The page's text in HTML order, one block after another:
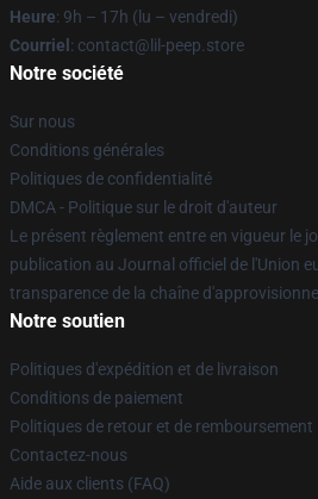
Heure: 9h – 17h (lu – vendredi)
Courriel : contact@lil-peep.store
Notre société
Sur nous
Conditions générales
Politiques de confidentialité
DMCA - Politique sur le droit d'auteur
Le présent règlement entre en vigueur le
publication au Journal officiel de l'Union
transparence de la chaîne
Notre soutien
Politiques d'expédition et de livraison
Conditions de paiement
Politiques de retour et de remboursement
Contactez-nous
Aide aux clients (FAQ)